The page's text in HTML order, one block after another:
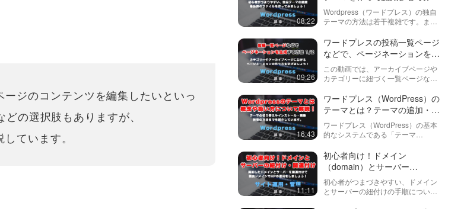
ジのコンテンツを編集したいといっ
の選択肢もありますが、
ています。
wp_enqueue_scr…
08:22
しょう！
Wordpress（ワードプレス）の独自
テーマの方法は若干複雑です。まず
テーマが読み込まれるのかをみてい
きましょう！
09:26
ワードプレスの投稿一覧ページ
などで、ページネーションを自
動生成する方法！前編（全２
回）
この動画では、アーカイブページや
カテゴリーに紐づく一覧ページなど
る方法を紹介しています。意外と複
雑な関数などを使う為、初心者がつ
まづきやすいポイントなのでこの動
画でし…
16:43
ワードプレス（WordPress）の
テーマとは？テーマの追加・削
除の方法と、テーマの検索方
法・アップロードの考え方から
ワードプレス（WordPress）の基本
的なシステムである「テーマ
す。テーマとは簡単に言うと「テン
プレート」のようなものですが、テ
ーマの大きな違いを画面を一緒に
み…
11:11
初心者向け！ドメイン
（domain）とサーバー
（server）の紐付け・関連付け
について
初心者がつまづきやすい、ドメイン
とサーバーの紐付けの手順について